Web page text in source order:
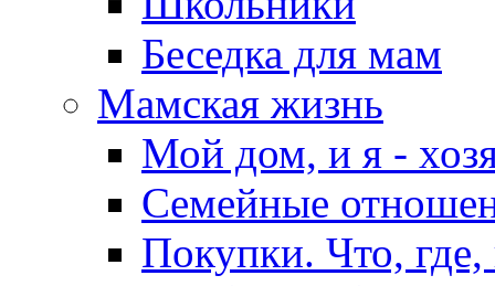
Беседка для мам
Мамская жизнь
Мой дом, и я -
Семейные
Покупки. Что, где,